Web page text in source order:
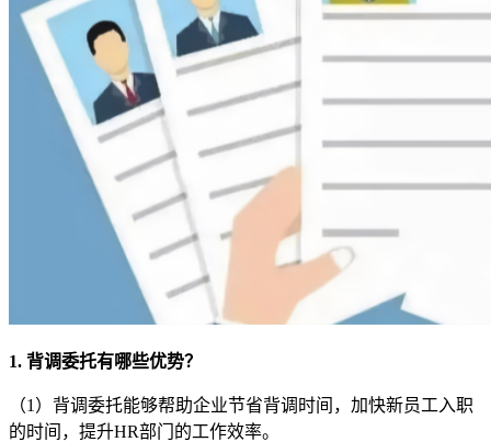
1. 背调委托有哪些优势？
（1）背调委托能够帮助企业节省背调时间，加快新员工入职
的时间，提升HR部门的工作效率。